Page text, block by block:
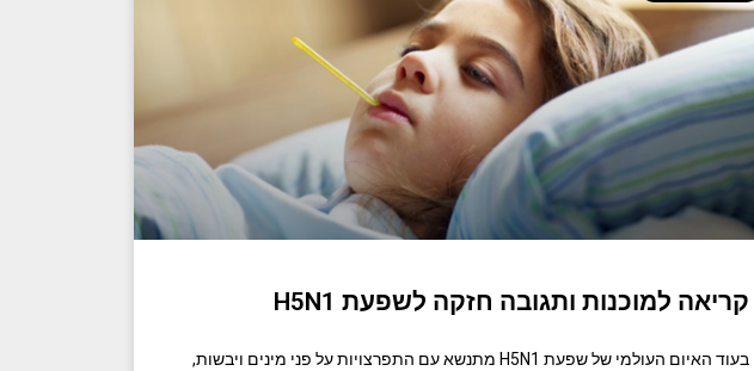
קריאה למוכנות ותגובה חזקה לשפעת H5N1
בעוד האיום העולמי של שפעת H5N1 מתנשא עם התפרצויות על פני מינים ויבשות,